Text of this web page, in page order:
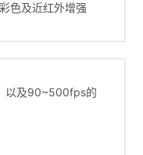
色及近红外增强
以及90~500fps的